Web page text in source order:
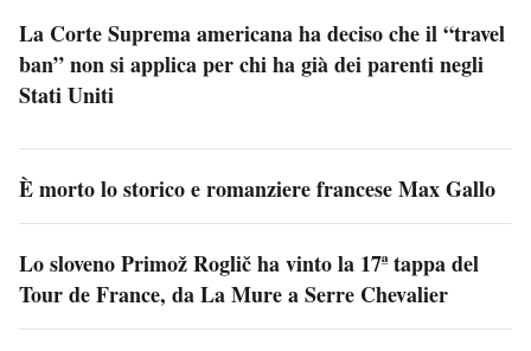
La Corte Suprema americana ha deciso che il “travel
ban” non si applica per chi ha già dei parenti negli
Stati Uniti
È morto lo storico e romanziere francese Max Gallo
Lo sloveno Primož Roglič ha vinto la 17ª tappa del
Tour de France, da La Mure a Serre Chevalier